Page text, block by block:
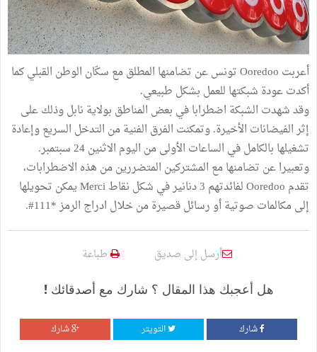
أعربت Ooredoo تونس عن تضامنها المطلق مع سكّان الوطن القبلي كما
أكدت عودة شبكتها للعمل بشكل طبيعي.
وقد شهدت الشبكة اضطرابا في بعض المناطق بولاية نابل وذلك على
إثر الفيضانات الأخيرة. وتمكنت الفرق الفنية من التدخل السريع وإعادة
تشغيلها بالكامل في الساعات الأولى من اليوم الاثنين 24 سبتمبر.
وتعبيرا عن تضامنها مع المشتركين المتضررين من هذه الاضطرابات،
تقدم Ooredoo لفائدتهم 3 دنانير في شكل نقاط Merci يمكن تحويلها
إلى مكالمات صوتية أو رسائل قصيرة من خلال ادراج الرمز *111#.
أرسل إلى صديق طباعة
هل أعجبك هذا المقال ؟ شارك مع أصدقائك !
شارك التويتر شارك